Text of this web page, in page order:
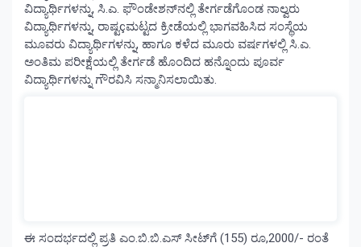
ವಿದ್ಯಾರ್ಥಿಗಳನ್ನು, ಸಿ.ಎ. ಫೌಂಡೇಶನ್‌ನಲ್ಲಿ ತೇರ್ಗಡೆಗೊಂಡ ನಾಲ್ವರು
ವಿದ್ಯಾರ್ಥಿಗಳನ್ನು, ರಾಷ್ಟçಮಟ್ಟದ ಕ್ರೀಡೆಯಲ್ಲಿ ಭಾಗವಹಿಸಿದ ಸಂಸ್ಥೆಯ
ಮೂವರು ವಿದ್ಯಾರ್ಥಿಗಳನ್ನು, ಹಾಗೂ ಕಳೆದ ಮೂರು ವರ್ಷಗಳಲ್ಲಿ ಸಿ.ಎ.
ಅಂತಿಮ ಪರೀಕ್ಷೆಯಲ್ಲಿ ತೇರ್ಗಡೆ ಹೊಂದಿದ ಹನ್ನೊಂದು ಪೂರ್ವ
ವಿದ್ಯಾರ್ಥಿಗಳನ್ನು ಗೌರವಿಸಿ ಸನ್ಮಾನಿಸಲಾಯಿತು.
ಈ ಸಂದರ್ಭದಲ್ಲಿ ಪ್ರತಿ ಎಂ.ಬಿ.ಬಿ.ಎಸ್ ಸೀಟ್‌ಗೆ (155) ರೂ,2000/- ರಂತೆ